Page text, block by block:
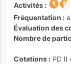
Activités
Fréquentation
Évaluation des
Nombre de
Cotations PD II